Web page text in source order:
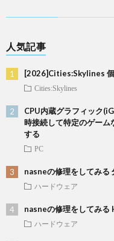
人気記事
[2026]Cities:Skylines
Cities:Skylines
CPU内蔵グラフィック
時接続して特定のゲーム
する
PC
nasneの修理をしてみる
ハードウェア
nasneの修理をしてみる
ハードウェア